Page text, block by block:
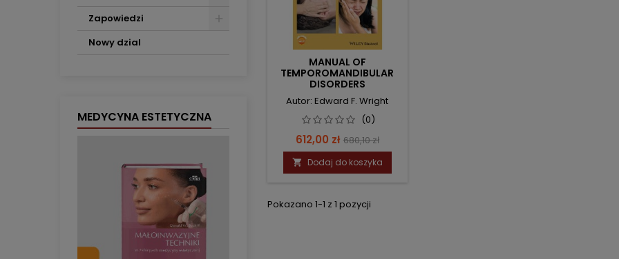
Zapowiedzi
Nowy dzial
MEDYCYNA ESTETYCZNA
MANUAL OF
TEMPOROMANDIBULAR
DISORDERS
Autor: Edward F. Wright
(0)
Cena
612,00 zł Cena
podstawowa
680,10 zł
 Dodaj do koszyka
Pokazano 1-1 z 1 pozycji